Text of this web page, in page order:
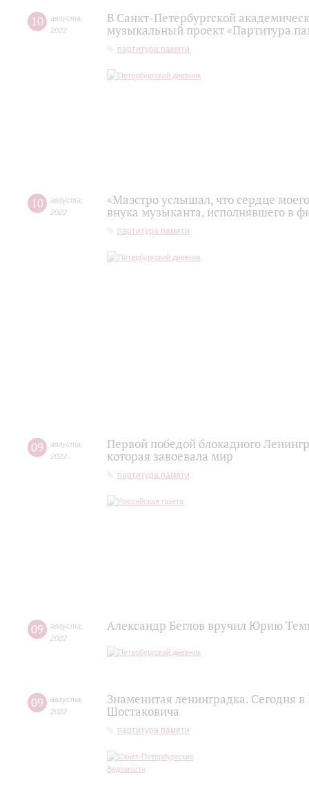
10 августа
2022
В Санкт-Петербургской
музыкальный проект «Партитура
партитура памяти
10 августа
2022
«Маэстро услышал, что сердце
внука музыканта, исполнявшего в
партитура памяти
09 августа
2022
Первой победой блокадного
которая завоевала мир
партитура памяти
09 августа
2022
Александр Беглов вручил Юрию
09 августа
2022
Знаменитая ленинградка. Сегодня
Шостаковича
партитура памяти